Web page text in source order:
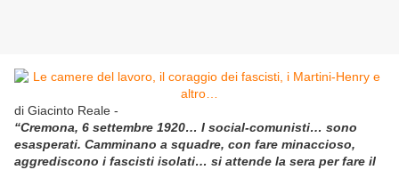
di Giacinto Reale -
“Cremona, 6 settembre 1920… I social-comunisti… sono
esasperati. Camminano a squadre, con fare minaccioso,
aggrediscono i fascisti isolati… si attende la sera per fare il